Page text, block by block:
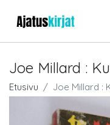
Joe Millard :
Etusivu Joe Millard :